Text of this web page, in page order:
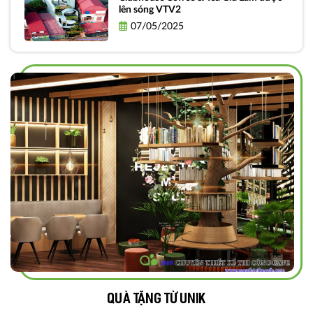
lên sóng VTV2
07/05/2025
Quà tặng từ unik